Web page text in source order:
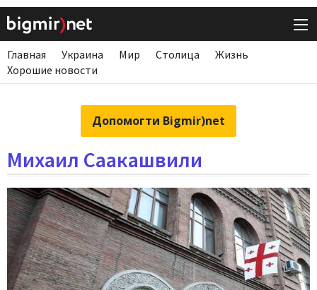
Главная Украина Мир Столица
Жизнь
Хорошие новости
Допомогти Bigmir)net
Михаил Саакашвили